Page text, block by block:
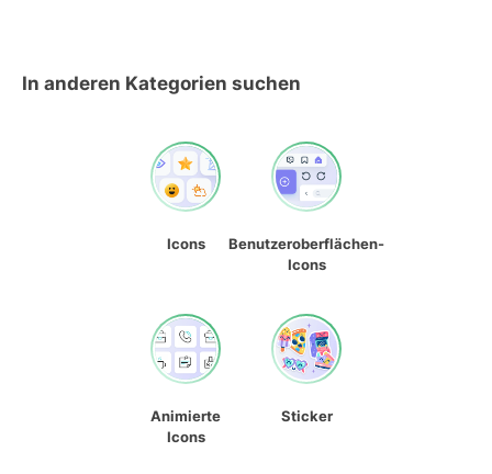
In anderen Kategorien suchen
Icons
Benutzeroberflächen-
Icons
Animierte
Icons
Sticker